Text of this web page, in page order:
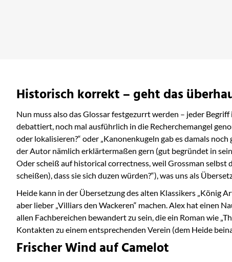
Historisch korrekt – geht das
Nun muss also das Glossar festgezurrt werden – jeder
debattiert, noch mal ausführlich in die Recherchemangel
oder lokalisieren?“ oder „Kanonenkugeln gab es damals
der Autor nämlich erklärtermaßen gern (gut begründet in
Oder scheiß auf historical correctness, weil Grossman selbst
scheißen), dass sie sich duzen würden?“), was uns als
Heide kann in der Übersetzung des alten Klassikers „König
aber lieber „Villiars den Wackeren“ machen. Alex hat einen
allen Fachbereichen bewandert zu sein, die ein Roman wie
Kontakten zu einem entsprechenden Verein (dem Heide
Frischer Wind auf Camelot